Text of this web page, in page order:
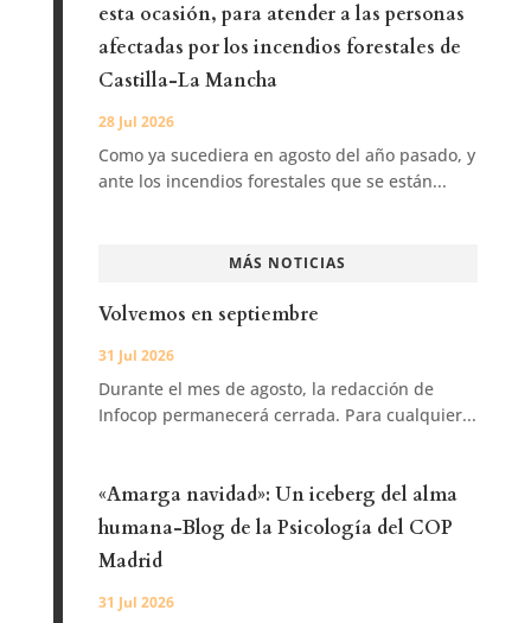
esta ocasión, para atender a las personas
afectadas por los incendios forestales de
Castilla-La Mancha
28 Jul 2026
Como ya sucediera en agosto del año pasado, y
ante los incendios forestales que se están...
MÁS NOTICIAS
Volvemos en septiembre
31 Jul 2026
Durante el mes de agosto, la redacción de
Infocop permanecerá cerrada. Para cualquier...
«Amarga navidad»: Un iceberg del alma
humana-Blog de la Psicología del COP
Madrid
31 Jul 2026